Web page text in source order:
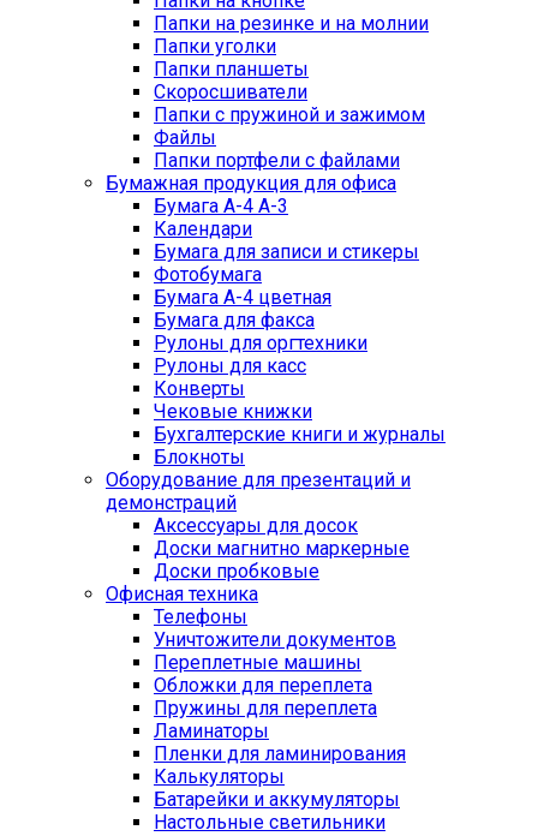
Папки на резинке и на молнии
Папки уголки
Папки планшеты
Скоросшиватели
Папки с пружиной и зажимом
Файлы
Папки портфели с файлами
Бумажная продукция для офиса
Бумага А-4 А-3
Календари
Бумага для записи и стикеры
Фотобумага
Бумага А-4 цветная
Бумага для факса
Рулоны для оргтехники
Рулоны для касс
Конверты
Чековые книжки
Бухгалтерские книги и журналы
Блокноты
Оборудование для презентаций и
демонстраций
Аксессуары для досок
Доски магнитно маркерные
Доски пробковые
Офисная техника
Телефоны
Уничтожители документов
Переплетные машины
Обложки для переплета
Пружины для переплета
Ламинаторы
Пленки для ламинирования
Калькуляторы
Батарейки и аккумуляторы
Настольные светильники